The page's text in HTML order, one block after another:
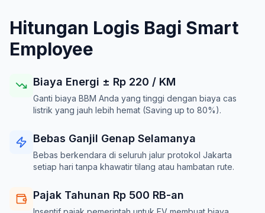
Hitungan Logis Bagi Smart
Employee
Biaya Energi ± Rp 220 / KM
Ganti biaya BBM Anda yang tinggi dengan biaya cas
listrik yang jauh lebih hemat (Saving up to 80%).
Bebas Ganjil Genap Selamanya
Bebas berkendara di seluruh jalur protokol Jakarta
setiap hari tanpa khawatir tilang atau hambatan rute.
Pajak Tahunan Rp 500 RB-an